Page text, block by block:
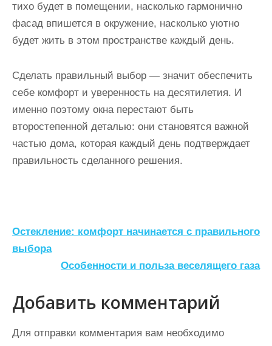
тихо будет в помещении, насколько гармонично
фасад впишется в окружение, насколько уютно
будет жить в этом пространстве каждый день.
Сделать правильный выбор — значит обеспечить
себе комфорт и уверенность на десятилетия. И
именно поэтому окна перестают быть
второстепенной деталью: они становятся важной
частью дома, которая каждый день подтверждает
правильность сделанного решения.
Н
а
и
г
а
Остекление: комфорт начинается с правильного
выбора
Особенности и польза веселящего газа
Добавить комментарий
Для отправки комментария вам необходимо